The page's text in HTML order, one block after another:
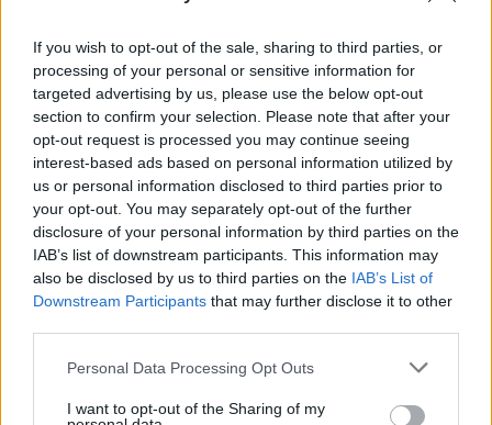
If you wish to opt-out of the sale, sharing to third parties, or
processing of your personal or sensitive information for
targeted advertising by us, please use the below opt-out
section to confirm your selection. Please note that after your
opt-out request is processed you may continue seeing
interest-based ads based on personal information utilized by
us or personal information disclosed to third parties prior to
your opt-out. You may separately opt-out of the further
disclosure of your personal information by third parties on the
IAB’s list of downstream participants. This information may
also be disclosed by us to third parties on the IAB’s List of
Downstream Participants that may further disclose it to other
Personal Data Processing Opt Outs
I want to opt-out of the Sharing of my
Sabotaj grav al PNRR, de către
tabăra anti-europeană PSD-AUR:
pierdem 5 miliarde de euro și nu
câștigăm niciun kilowatt! Explicațiile
convingătoare ale ministrului
Pîslaru
A doua operațiune obscenă a
DIICOT în această vară, după ”cazul
Pașca – Dumbrava”. Un fost
5 COMENTARII